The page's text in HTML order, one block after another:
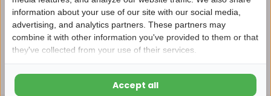
Reviews Nu 15% korting
15korting
15% korting
information about your use of our site with our social media,
advertising, and analytics partners. These partners may
combine it with other information you've provided to them or that
they've collected from your use of their services.
Accept all